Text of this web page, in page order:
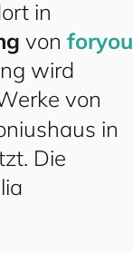
in
von foryou
wird
von
in
Die